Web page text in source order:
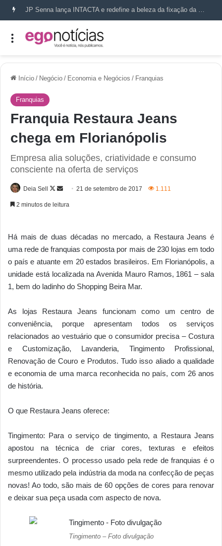
JP Senna lança INTACTA e redefine a beleza da fixação da maquiagem em Salvador
Início / Negócio / Economia e Negócios / Franquias
Franquias
Franquia Restaura Jeans
chega em Florianópolis
Empresa alia soluções, criatividade e consumo
consciente na oferta de serviços
Deia Sell 21 de setembro de 2017 1.111
2 minutos de leitura
Há mais de duas décadas no mercado, a Restaura Jeans é
uma rede de franquias composta por mais de 230 lojas em todo
o país e atuante em 20 estados brasileiros. Em Florianópolis, a
unidade está localizada na Avenida Mauro Ramos, 1861 – sala
1, bem do ladinho do Shopping Beira Mar.
As lojas Restaura Jeans funcionam como um centro de
conveniência, porque apresentam todos os serviços
relacionados ao vestuário que o consumidor precisa – Costura
e Customização, Lavanderia, Tingimento Profissional,
Renovação de Couro e Produtos. Tudo isso aliado a qualidade
e economia de uma marca reconhecida no país, com 26 anos
de história.
O que Restaura Jeans oferece:
Tingimento: Para o serviço de tingimento, a Restaura Jeans
apostou na técnica de criar cores, texturas e efeitos
surpreendentes. O processo usado pela rede de franquias é o
mesmo utilizado pela indústria da moda na confecção de peças
novas! Ao todo, são mais de 60 opções de cores para renovar
e deixar sua peça usada com aspecto de nova.
Tingimento – Foto divulgação